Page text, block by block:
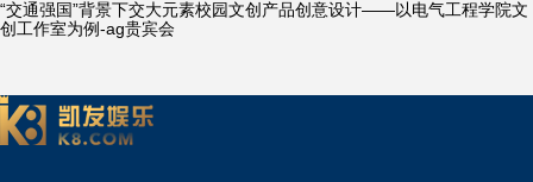
“交通强国”背景下交大元素校园文创产品创意设计——以电气工程学院文
创工作室为例-ag贵宾会